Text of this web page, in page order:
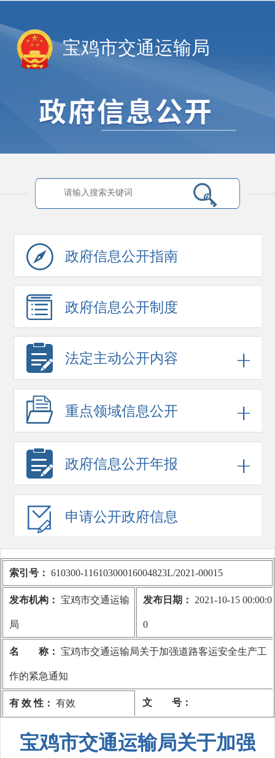
宝鸡市交通运输局
政府信息公开指南
政府信息公开制度
法定主动公开内容
重点领域信息公开
政府信息公开年报
申请公开政府信息
索引号： 610300-11610300016004823L/2021-00015
发布机构： 宝鸡市交通运输
局
发布日期： 2021-10-15 00:00:0
0
名 称： 宝鸡市交通运输局关于加强道路客运安全生产工
作的紧急通知
有 效 性： 有效 文 号：
宝鸡市交通运输局关于加强